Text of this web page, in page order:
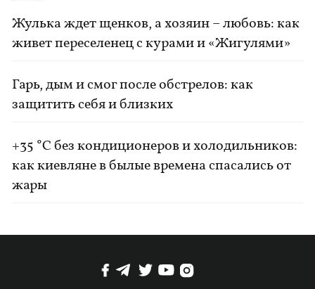
Жулька ждет щенков, а хозяин – любовь: как
живет переселенец с курами и «Жигулями»
Гарь, дым и смог после обстрелов: как
защитить себя и близких
+35 °C без кондиционеров и холодильников:
как киевляне в былые времена спасались от
жары